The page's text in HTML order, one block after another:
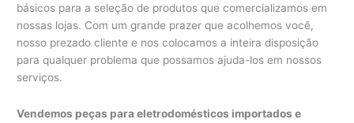
básicos para a seleção de produtos que comercializamos em
nossas lojas. Com um grande prazer que acolhemos você,
nosso prezado cliente e nos colocamos a inteira disposição
para qualquer problema que possamos ajuda-los em nossos
serviços.
Vendemos peças para eletrodomésticos importados e